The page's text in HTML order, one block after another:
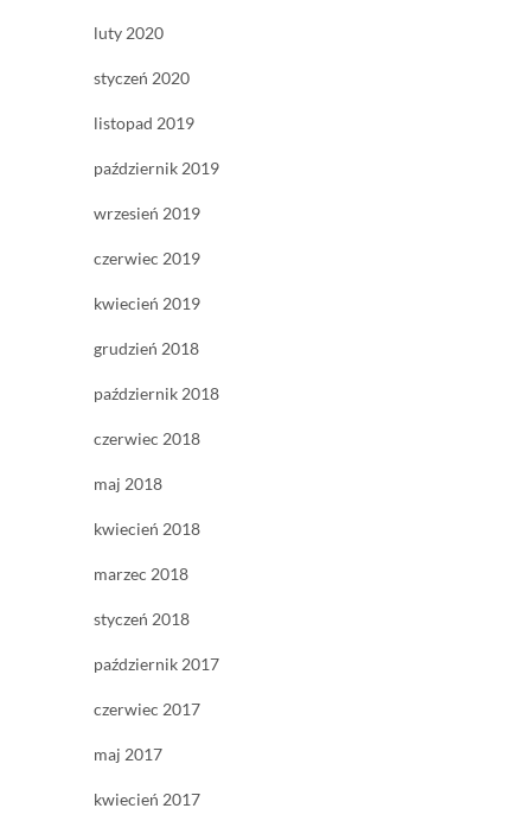
luty 2020
styczeń 2020
listopad 2019
październik 2019
wrzesień 2019
czerwiec 2019
kwiecień 2019
grudzień 2018
październik 2018
czerwiec 2018
maj 2018
kwiecień 2018
marzec 2018
styczeń 2018
październik 2017
czerwiec 2017
maj 2017
kwiecień 2017